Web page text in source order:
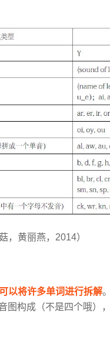
，黄丽燕，2014）
以将许多单词进行拆解
图构成（不是四个哦）